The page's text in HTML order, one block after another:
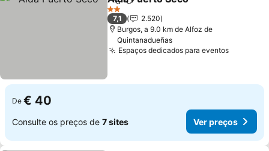
PartilharAdicionar aos favoritos
2 Estrelas
7,1
2.520
Burgos, a 9.0 km de Alfoz de
Quintanadueñas
Espaços dedicados para eventosVer
De € 40
Consulte os preços de 7 sites Ver preços